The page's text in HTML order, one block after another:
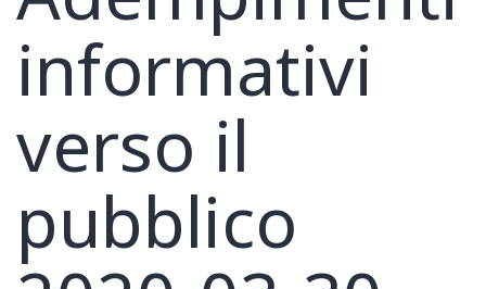
informativi
verso il
pubblico